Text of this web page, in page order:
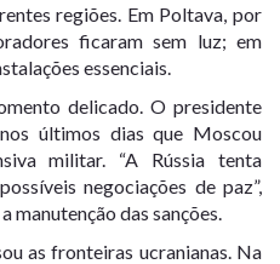
regiões. Em Poltava, por
ficaram sem luz; em
essenciais.
delicado. O presidente
últimos dias que Moscou
militar. “A Rússia tenta
negociações de paz”,
manutenção das sanções.
as fronteiras ucranianas. Na